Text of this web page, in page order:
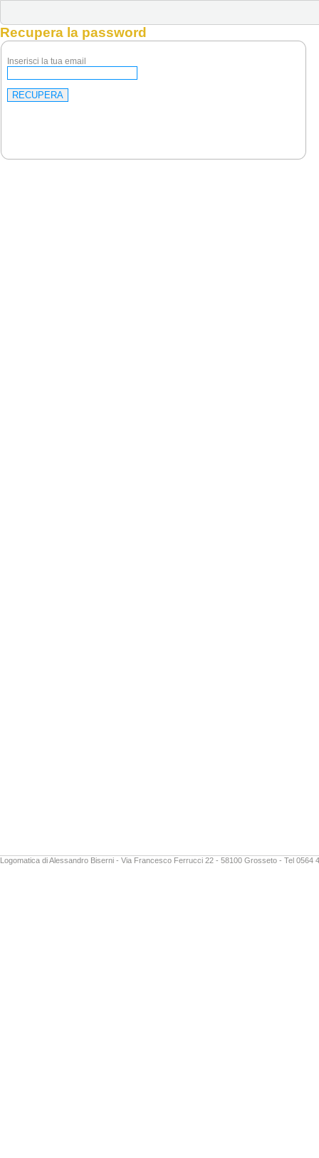
Recupera la password
Inserisci la tua email
Logomatica di Alessandro Biserni - Via Francesco Ferrucci 22 - 58100 Grosseto - Tel 0564